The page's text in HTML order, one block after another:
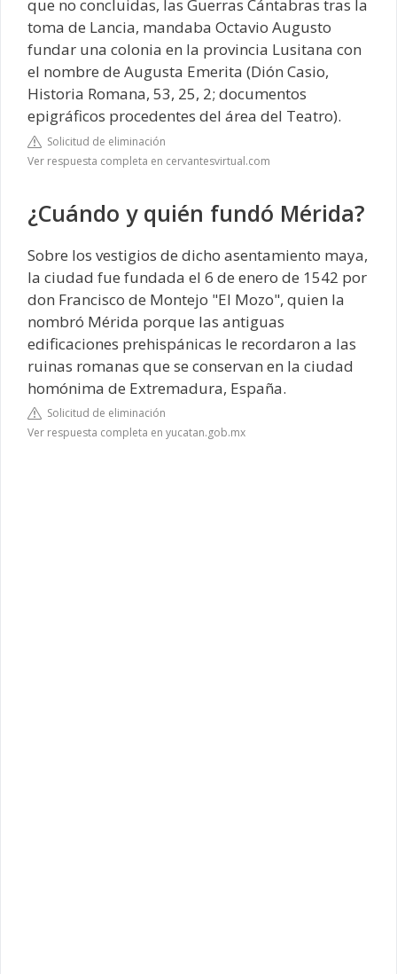
que no concluidas, las Guerras Cántabras tras la
toma de Lancia, mandaba Octavio Augusto
fundar una colonia en la provincia Lusitana con
el nombre de Augusta Emerita (Dión Casio,
Historia Romana, 53, 25, 2; documentos
epigráficos procedentes del área del Teatro).
Solicitud de eliminación
Ver respuesta completa en cervantesvirtual.com
¿Cuándo y quién fundó Mérida?
Sobre los vestigios de dicho asentamiento maya,
la ciudad fue fundada el 6 de enero de 1542 por
don Francisco de Montejo "El Mozo", quien la
nombró Mérida porque las antiguas
edificaciones prehispánicas le recordaron a las
ruinas romanas que se conservan en la ciudad
homónima de Extremadura, España.
Solicitud de eliminación
Ver respuesta completa en yucatan.gob.mx